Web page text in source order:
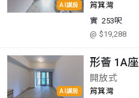
AI講房
筲箕灣
實 253呎
@ $19,288
AI講房
形薈 1A座
開放式
筲箕灣